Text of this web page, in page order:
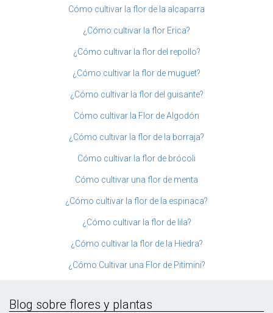
Cómo cultivar la flor de la alcaparra
¿Cómo cultivar la flor Erica?
¿Cómo cultivar la flor del repollo?
¿Cómo cultivar la flor de muguet?
¿Cómo cultivar la flor del guisante?
Cómo cultivar la Flor de Algodón
¿Cómo cultivar la flor de la borraja?
Cómo cultivar la flor de brócoli
Cómo cultivar una flor de menta
¿Cómo cultivar la flor de la espinaca?
¿Cómo cultivar la flor de lila?
¿Cómo cultivar la flor de la Hiedra?
¿Cómo Cultivar una Flor de Pitimini?
Blog sobre flores y plantas